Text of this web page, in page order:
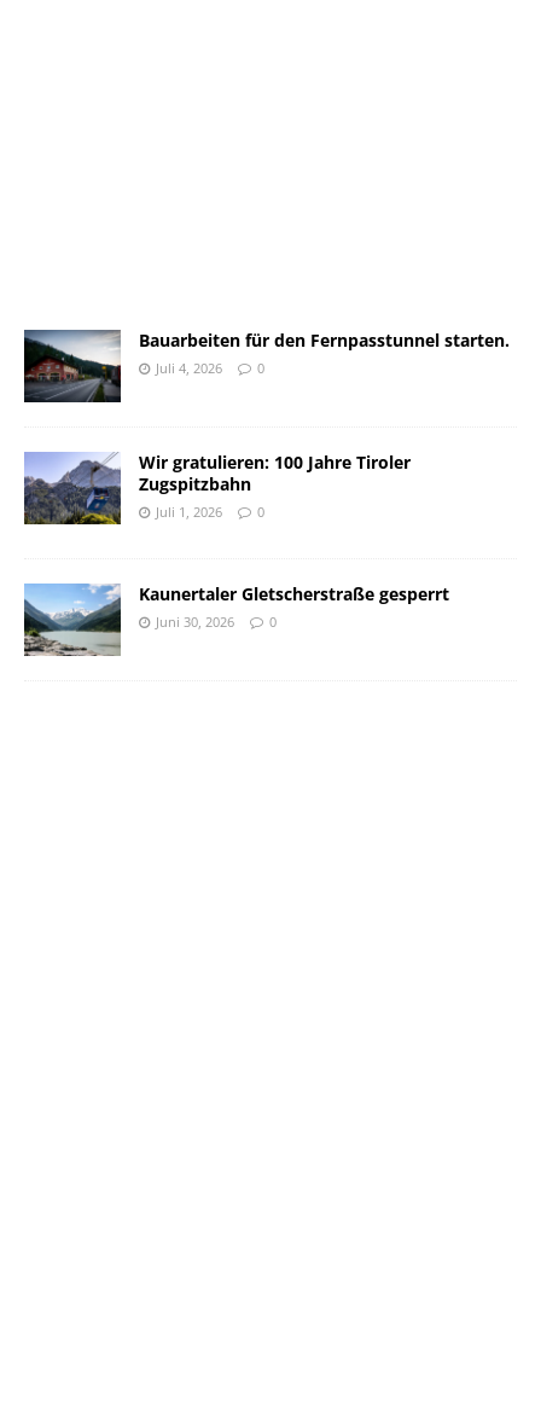
Bauarbeiten für den Fernpasstunnel starten.
Juli 4, 2026 0
Wir gratulieren: 100 Jahre Tiroler
Zugspitzbahn
Juli 1, 2026 0
Kaunertaler Gletscherstraße gesperrt
Juni 30, 2026 0